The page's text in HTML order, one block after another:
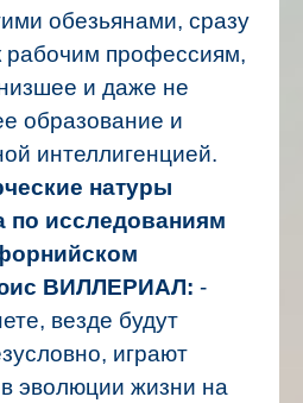
обезьянами, сразу
рабочим профессиям,
и даже не
образование и
интеллигенцией.
натуры
по исследованиям
ВИЛЛЕРИАЛ: -
везде будут
играют
эволюции жизни на